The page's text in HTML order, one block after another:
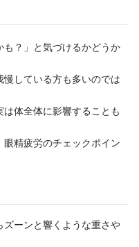
も？」と気づけるかどうか
している方も多いのでは
体全体に影響することも
精疲労のチェックポイン
ズーンと響くような重さや